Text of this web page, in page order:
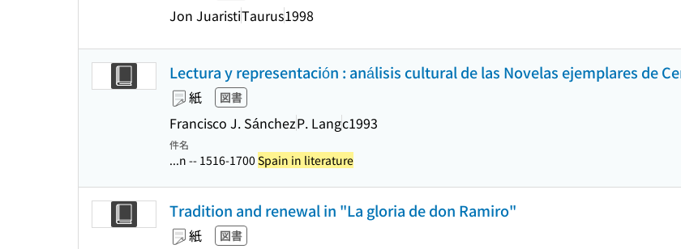
Jon JuaristiTaurus1998
Lectura y representación : análisis cultural de las Novelas ejemplares de
紙 図書
Francisco J. SánchezP. Langc1993
件名
...n -- 1516-1700 Spain in literature
Tradition and renewal in "La gloria de don Ramiro"
紙 図書